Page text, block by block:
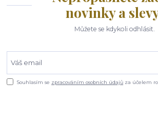
novinky a
Můžete se kdykoli odhlásit.
Souhlasím se zpracováním osobních údajů za účelem